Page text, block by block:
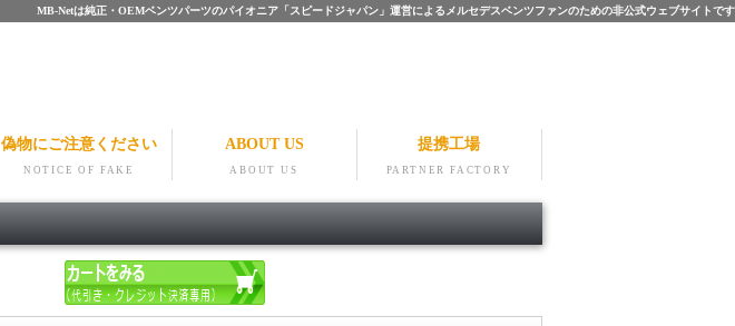
MB-Netは純正・OEMベンツパーツのパイオニア「スピードジャパン」運営によるメルセデスベンツファンのための非公式ウェブサイトです
偽物にご注意ください
NOTICE OF FAKE
ABOUT US
ABOUT US
提携工場
PARTNER FACTORY